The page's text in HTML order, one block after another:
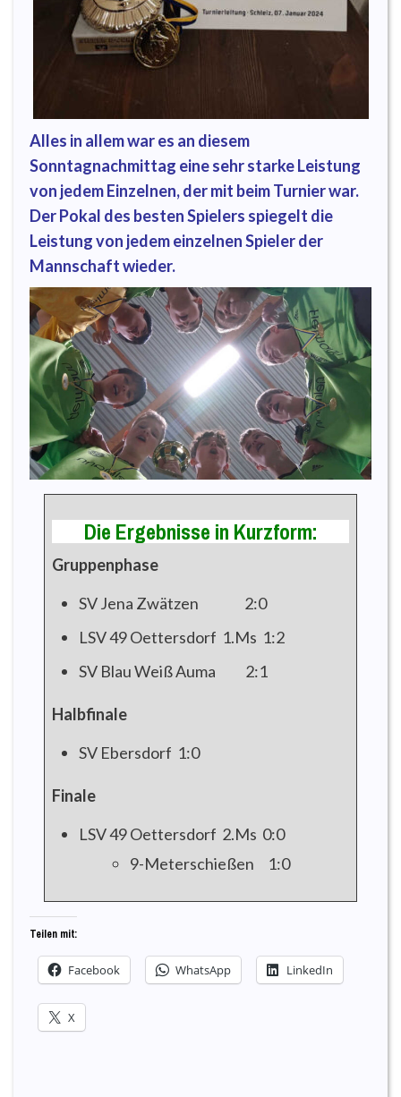
Alles in allem war es an diesem
Sonntagnachmittag eine sehr starke Leistung
von jedem Einzelnen, der mit beim Turnier war.
Der Pokal des besten Spielers spiegelt die
Leistung von jedem einzelnen Spieler der
Mannschaft wieder.
Die Ergebnisse in Kurzform:
Gruppenphase
SV Jena Zwätzen 2:0
LSV 49 Oettersdorf 1.Ms 1:2
SV Blau Weiß Auma 2:1
Halbfinale
SV Ebersdorf 1:0
Finale
LSV 49 Oettersdorf 2.Ms 0:0
9-Meterschießen 1:0
Teilen mit:
Facebook WhatsApp LinkedIn
X